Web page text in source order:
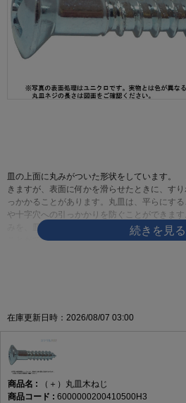
皿の上面に丸みがついた形状をしています
きますが、表面に何かを滑らせたときに、す
っかかることがあります。丸皿は、平らにす
や十字穴への引っかかりを防ぐことができま
みを、皿より深くすることができるので、ド
ことができます。 皿と比べて出っ張るとはい
在庫更新日時：2026/08/07 03:00
（＋）丸皿木ねじ
6000000200410500H3